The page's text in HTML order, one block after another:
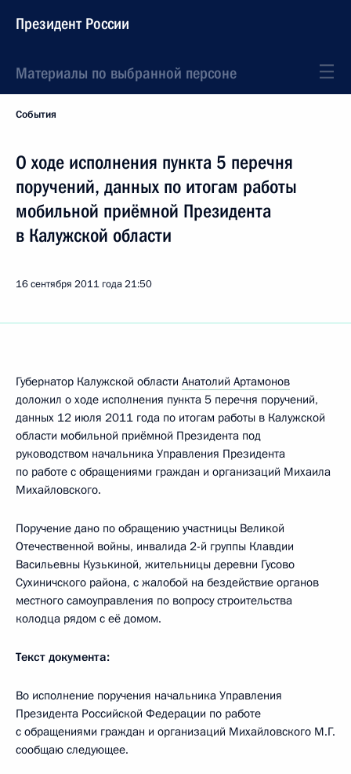
Президент России
Материалы по выбранной персоне
События
О ходе исполнения пункта 5 перечня
поручений, данных по итогам работы
мобильной приёмной Президента
в Калужской области
16 сентября 2011 года21:50
Губернатор Калужской области Анатолий Артамонов
доложил о ходе исполнения пункта 5 перечня поручений,
данных 12 июля 2011 года по итогам работы в Калужской
области мобильной приёмной Президента под
руководством начальника Управления Президента
по работе с обращениями граждан и организаций Михаила
Михайловского.
Поручение дано по обращению участницы Великой
Отечественной войны, инвалида 2-й группы Клавдии
Васильевны Кузькиной, жительницы деревни Гусово
Сухиничского района, с жалобой на бездействие органов
местного самоуправления по вопросу строительства
колодца рядом с её домом.
Текст документа:
Во исполнение поручения начальника Управления
Президента Российской Федерации по работе
с обращениями граждан и организаций Михайловского М.Г.
сообщаю следующее.